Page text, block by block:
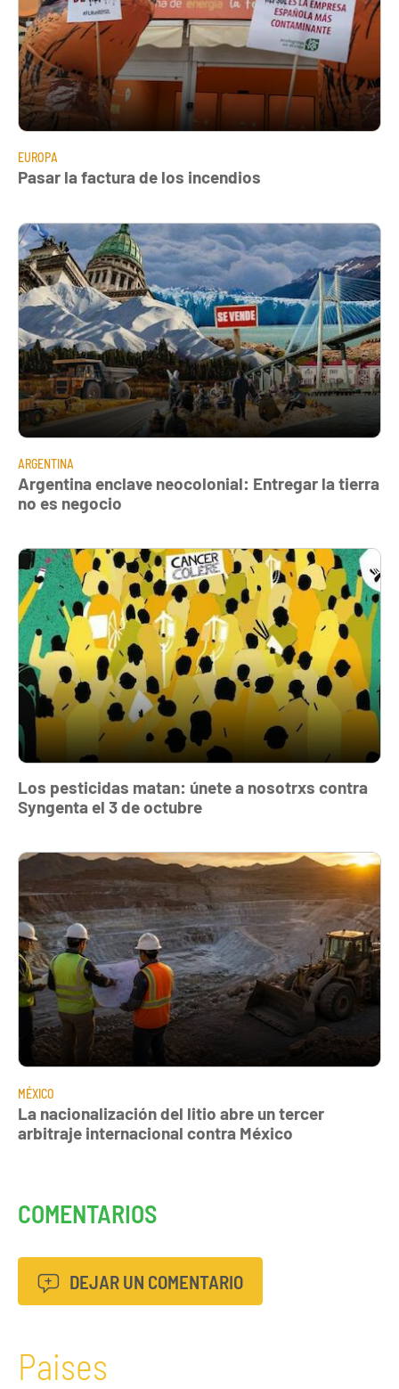
EUROPA
Pasar la factura de los incendios
ARGENTINA
Argentina enclave neocolonial: Entregar la tierra
no es negocio
Los pesticidas matan: únete a nosotrxs contra
Syngenta el 3 de octubre
MÉXICO
La nacionalización del litio abre un tercer
arbitraje internacional contra México
COMENTARIOS
DEJAR UN COMENTARIO
Paises